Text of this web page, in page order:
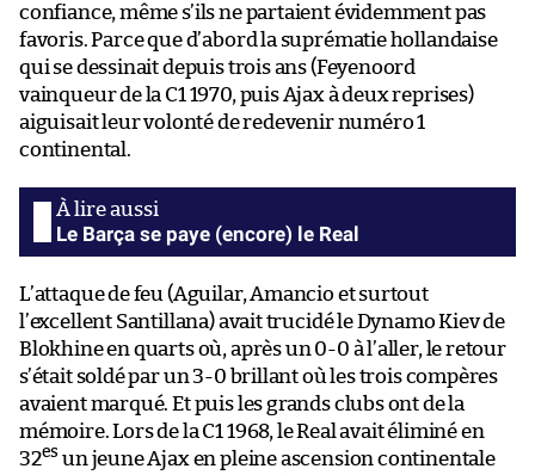
confiance, même s’ils ne partaient évidemment pas
favoris. Parce que d’abord la suprématie hollandaise
qui se dessinait depuis trois ans (Feyenoord
vainqueur de la C1 1970, puis Ajax à deux reprises)
aiguisait leur volonté de redevenir numéro 1
continental.
Le Barça se paye (encore) le Real
L’attaque de feu (Aguilar, Amancio et surtout
l’excellent Santillana) avait trucidé le Dynamo Kiev de
Blokhine en quarts où, après un 0-0 à l’aller, le retour
s’était soldé par un 3-0 brillant où les trois compères
avaient marqué. Et puis les grands clubs ont de la
mémoire. Lors de la C1 1968, le Real avait éliminé en
32es un jeune Ajax en pleine ascension continentale